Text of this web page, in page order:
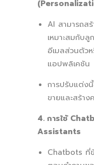
AI สามารถส
เหมาะสมกับลู
อีเมลส่วนตัว
แอปพลิเคชัน
การปรับแต่ง
ขายและสร้า
4. การใช้
Assistants
Chatbots ที่